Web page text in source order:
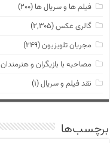
فیلم ها و سریال ها (۲۰۰)
گالری عکس(۲,۳۰۵)
مجریان تلویزیون(۲۴۹)
مصاحبه با بازیگران و هنرمندان
نقد فیلم و سریال(۱)
برچسب‌ها